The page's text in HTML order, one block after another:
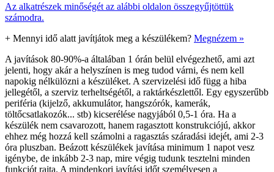
Az alkatrészek minőségét az alábbi oldalon összegyűjtöttük
számodra.
+ Mennyi idő alatt javítjátok meg a készülékem? Megnézem »
A javítások 80-90%-a általában 1 órán belül elvégezhető, ami azt
jelenti, hogy akár a helyszínen is meg tudod várni, és nem kell
napokig nélkülözni a készüléket. A szervizelési idő függ a hiba
jellegétől, a szerviz terheltségétől, a raktárkészlettől. Egy egyszerűbb
periféria (kijelző, akkumulátor, hangszórók, kamerák,
töltőcsatlakozók... stb) kicserélése nagyjából 0,5-1 óra. Ha a
készülék nem csavarozott, hanem ragasztott konstrukciójú, akkor
ehhez még hozzá kell számolni a ragasztás száradási idejét, ami 2-3
óra pluszban. Beázott készülékek javítása minimum 1 napot vesz
igénybe, de inkább 2-3 nap, mire végig tudunk tesztelni minden
funkciót rajta. A mindenkori javítási időt személyesen a